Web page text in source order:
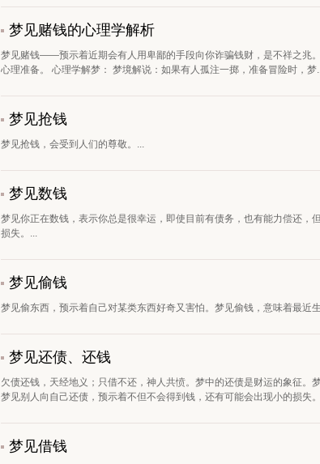
梦见赌钱的心理学解析
梦见赌钱——预示着近期会有人用卑鄙的手段向你诈骗钱财，是不祥之
心理准备。 心理学解梦： 梦境解说：如果有人孤注一掷，准备冒险时，梦
梦见抢钱
梦见抢钱，会受到人们的尊敬。...
梦见数钱
梦见你正在数钱，表示你总是很幸运，即使目前有债务，也有能力偿还，
损失。...
梦见偷钱
梦见偷东西，预示着自己对某类东西好奇又害怕。梦见偷钱，意味着最近
梦见还债、还钱
欠债还钱，天经地义；只借不还，神人共愤。梦中的还债是财运的象征。
梦见别人向自己还债，预示着不但不会得到钱，还有可能会出现小的损失
梦见借钱